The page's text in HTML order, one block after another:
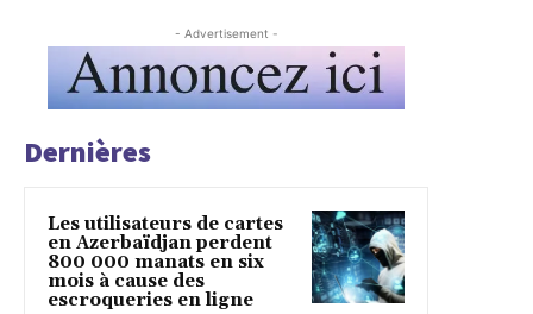
- Advertisement -
Dernières
Les utilisateurs de cartes
en Azerbaïdjan perdent
800 000 manats en six
mois à cause des
escroqueries en ligne